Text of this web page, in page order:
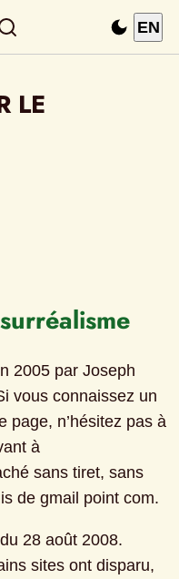
EN
LE
2005 par Joseph
vous connaissez un
page, n’hésitez pas à
à
sans tiret, sans
de gmail point com.
28 août 2008.
sites ont disparu,